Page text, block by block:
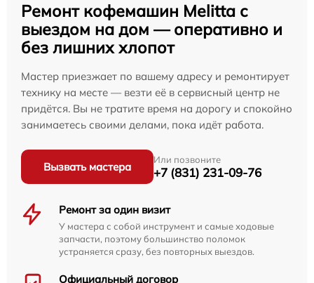
Ремонт кофемашин Melitta с
выездом на дом — оперативно и
без лишних хлопот
Мастер приезжает по вашему адресу и ремонтирует
технику на месте — везти её в сервисный центр не
придётся. Вы не тратите время на дорогу и спокойно
занимаетесь своими делами, пока идёт работа.
Вызвать мастера
Или позвоните
+7 (831) 231-09-76
Ремонт за один визит
У мастера с собой инструмент и самые ходовые
запчасти, поэтому большинство поломок
устраняется сразу, без повторных выездов.
Официальный договор